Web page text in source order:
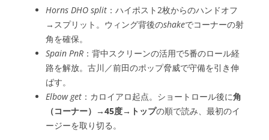
Horns DHO split ：ハイポスト2枚からのハンドオフ
→スプリット。ウィング背後のshakeでコーナーの射
角を確保。
Spain PnR ：背中スクリーンの活用で5番のロール経
路を解放。古川／前田のポップ脅威で守備を引き伸
ばす。
Elbow get ：カロイアロ起点。ショートロール後に角
（コーナー）→45度→トップの順で読み、最初のイ
ージーを取り切る。